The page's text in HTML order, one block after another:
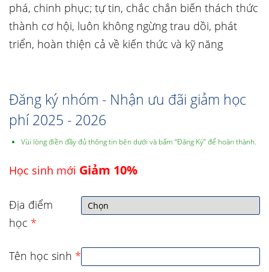
phá, chinh phục; tự tin, chắc chắn biến thách thức
thành cơ hội, luôn không ngừng trau dồi, phát
triển, hoàn thiện cả về kiến thức và kỹ năng
Đăng ký nhóm - Nhận ưu đãi giảm học
phí 2025 - 2026
Vùi lòng điền đầy đủ thông tin bên dưới và bấm “Đăng Ký” để hoàn thành.
Học sinh mới Giảm 10%
Địa điểm
học *
Tên học sinh *